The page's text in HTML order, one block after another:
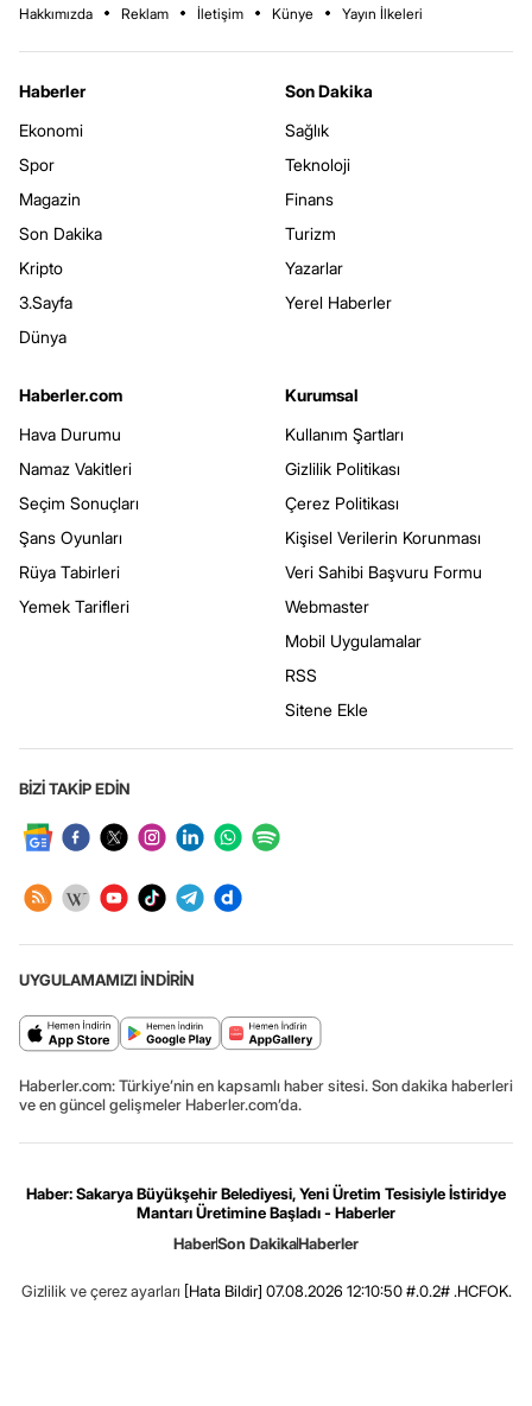
Hakkımızda Reklam İletişim Künye Yayın İlkeleri
Haberler
Ekonomi
Spor
Magazin
Son Dakika
Kripto
3.Sayfa
Dünya
Son Dakika
Sağlık
Teknoloji
Finans
Turizm
Yazarlar
Yerel Haberler
Haberler.com
Hava Durumu
Namaz Vakitleri
Seçim Sonuçları
Şans Oyunları
Rüya Tabirleri
Yemek Tarifleri
Kurumsal
Kullanım Şartları
Gizlilik Politikası
Çerez Politikası
Kişisel Verilerin Korunması
Veri Sahibi Başvuru Formu
Webmaster
Mobil Uygulamalar
RSS
Sitene Ekle
BİZİ TAKİP EDİN
UYGULAMAMIZI İNDİRİN
Haberler.com: Türkiye’nin en kapsamlı haber sitesi. Son dakika haberleri
ve en güncel gelişmeler Haberler.com’da.
Haber: Sakarya Büyükşehir Belediyesi, Yeni Üretim Tesisiyle İstiridye
Mantarı Üretimine Başladı - Haberler
HaberSon DakikaHaberler
Gizlilik ve çerez ayarları [Hata Bildir] 07.08.2026 12:10:50 #.0.2# .HCFOK.